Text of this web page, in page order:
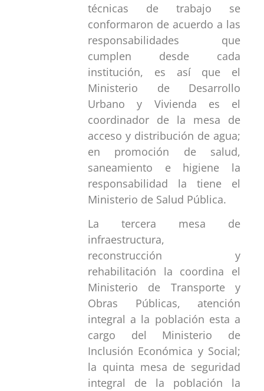
técnicas de trabajo se
conformaron de acuerdo a las
responsabilidades que
cumplen desde cada
institución, es así que el
Ministerio de Desarrollo
Urbano y Vivienda es el
coordinador de la mesa de
acceso y distribución de agua;
en promoción de salud,
saneamiento e higiene la
responsabilidad la tiene el
Ministerio de Salud Pública.
La tercera mesa de
infraestructura,
reconstrucción y
rehabilitación la coordina el
Ministerio de Transporte y
Obras Públicas, atención
integral a la población esta a
cargo del Ministerio de
Inclusión Económica y Social;
la quinta mesa de seguridad
integral de la población la